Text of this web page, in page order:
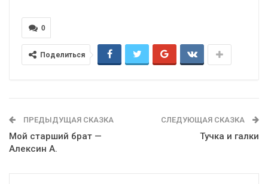
0
Поделиться
ПРЕДЫДУЩАЯ СКАЗКА
Мой старший брат —
Алексин А.
СЛЕДУЮЩАЯ СКАЗКА
Тучка и галки